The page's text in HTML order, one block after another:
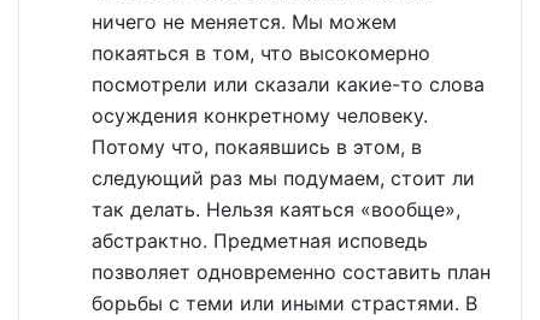
ничего не меняется. Мы можем
покаяться в том, что высокомерно
посмотрели или сказали какие-то слова
осуждения конкретному человеку.
Потому что, покаявшись в этом, в
следующий раз мы подумаем, стоит ли
так делать. Нельзя каяться «вообще»,
абстрактно. Предметная исповедь
позволяет одновременно составить план
борьбы с теми или иными страстями. В